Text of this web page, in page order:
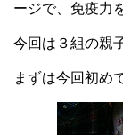
ージで、免疫力
今回は３組の親
まずは今回初め